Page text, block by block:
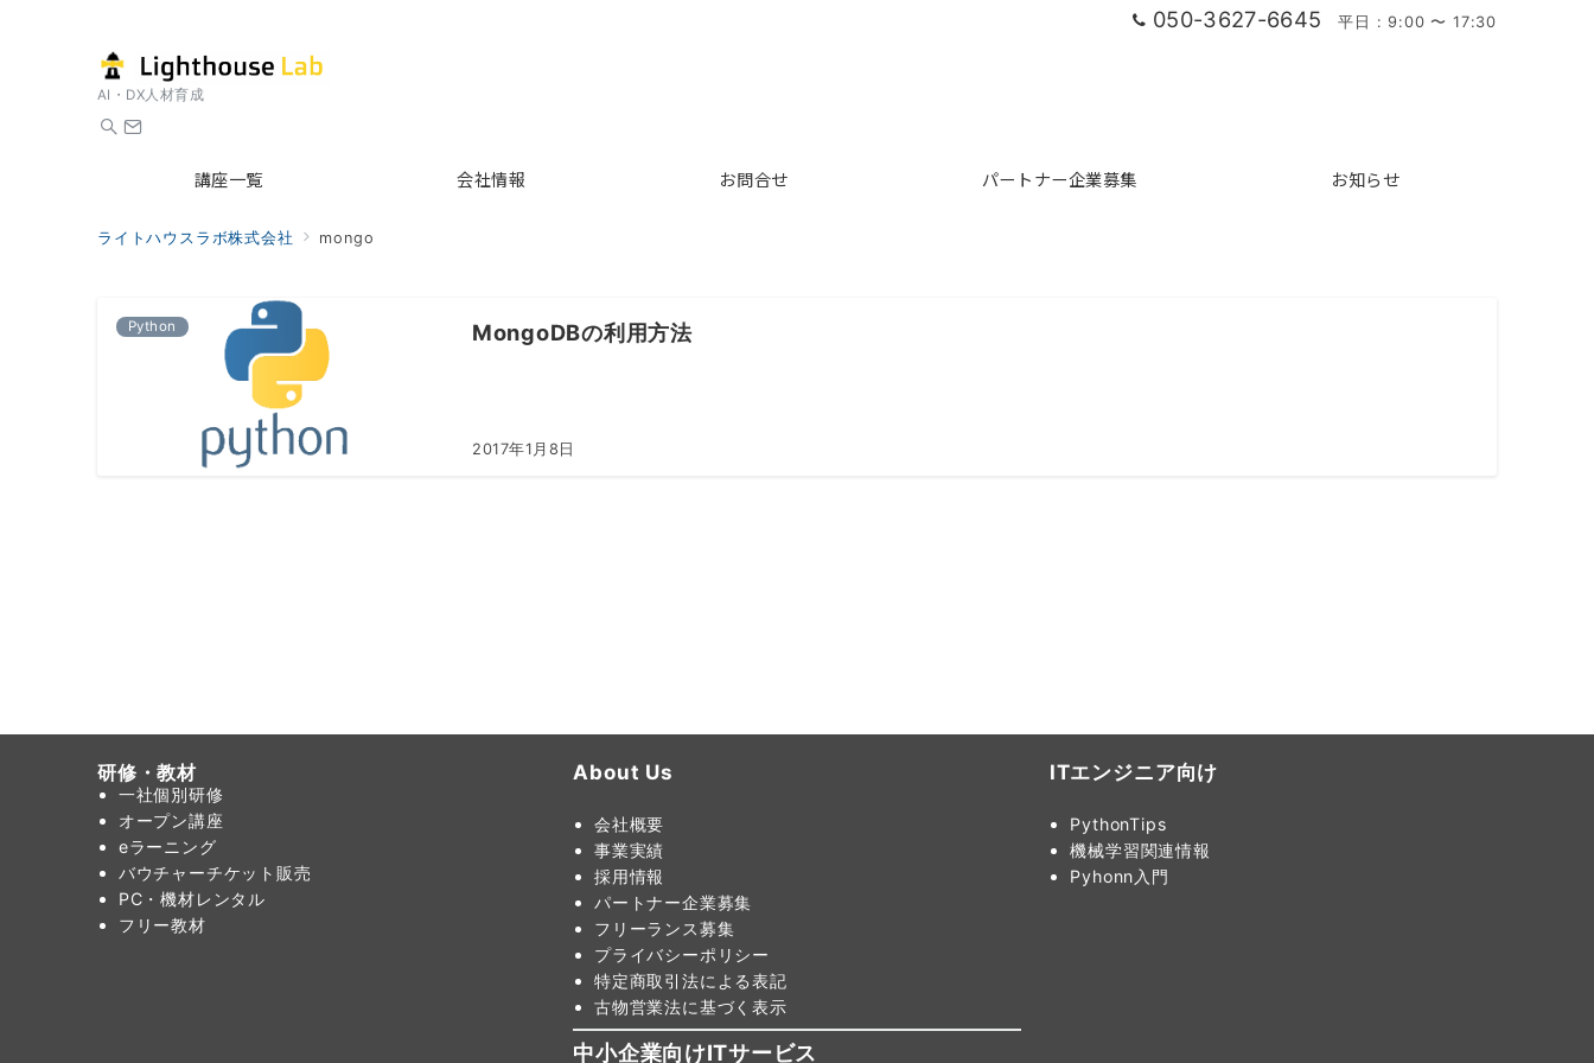
050-3627-6645 平日 : 9:00 〜 17:30
AI・DX人材育成
講座一覧 会社情報 お問合せ パートナー企業募集 お知らせ
ライトハウスラボ株式会社 mongo
Python MongoDBの利用方法
2017年1月8日
研修・教材
一社個別研修
オープン講座
eラーニング
バウチャーチケット販売
PC・機材レンタル
フリー教材
About Us
会社概要
事業実績
採用情報
パートナー企業募集
フリーランス募集
プライバシーポリシー
特定商取引法による表記
古物営業法に基づく表示
中小企業向けITサービス
ITエンジニア向け
PythonTips
機械学習関連情報
Pyhonn入門